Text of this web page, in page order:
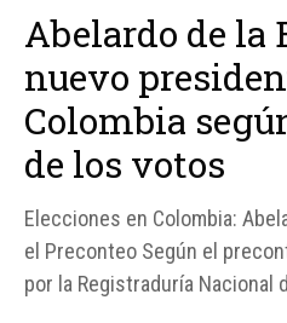
Abelardo de la
nuevo
Colombia
de los votos
Elecciones en Colombia:
el Preconteo Según el
por la Registraduría Nacional